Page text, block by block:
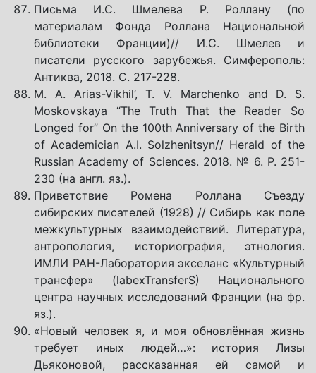
Письма И.С. Шмелева Р. Роллану (по
материалам Фонда Роллана Национальной
библиотеки Франции)// И.С. Шмелев и
писатели русского зарубежья. Симферополь:
Антиква, 2018. С. 217-228.
M. A. Arias-Vikhil’, T. V. Marchenko and D. S.
Moskovskaya “The Truth That the Reader So
Longed for” On the 100th Anniversary of the Birth
of Academician A.I. Solzhenitsyn// Herald of the
Russian Academy of Sciences. 2018. № 6. P. 251-
230 (на англ. яз.).
Приветствие Ромена Роллана Съезду
сибирских писателей (1928) // Cибирь как поле
межкультурных взаимодействий. Литература,
антропология, историография, этнология.
ИМЛИ РАН-Лаборатория экселанс «Культурный
трансфер» (labexTransferS) Национального
центра научных исследований Франции (на фр.
яз.).
«Новый человек я, и моя обновлённая жизнь
требует иных людей…»: история Лизы
Дьяконовой, рассказанная ей самой и